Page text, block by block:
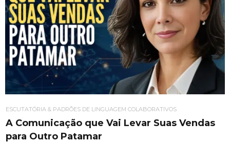
ESCUTATÓRIA & PADRÕES DE LINGUAGEM COLABORATIVOS
A Comunicação que Vai Levar Suas Vendas
para Outro Patamar